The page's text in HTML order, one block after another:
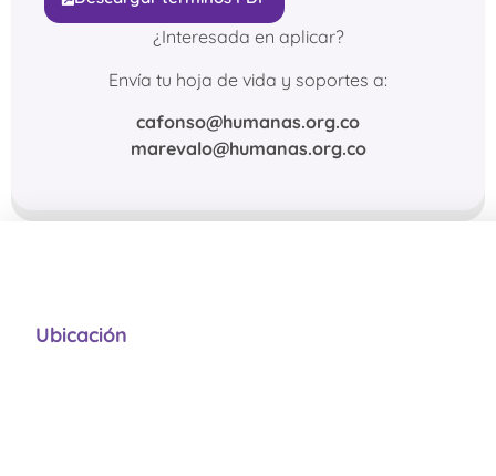
¿Interesada en aplicar?
Envía tu hoja de vida y soportes a:
cafonso@humanas.org.co
marevalo@humanas.org.co
Ubicación